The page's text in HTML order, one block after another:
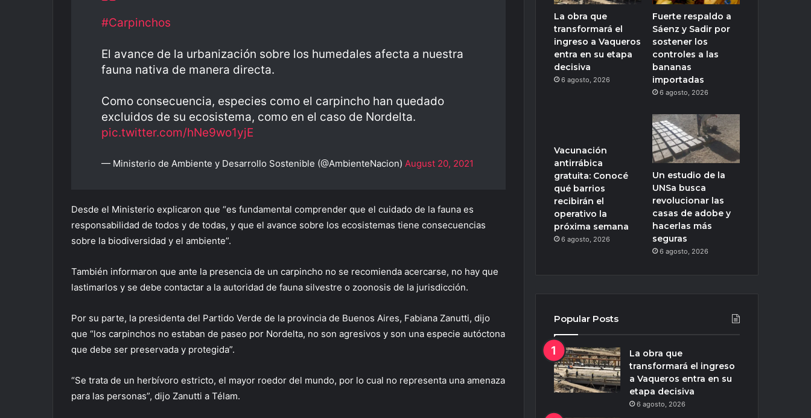
#Carpinchos
El avance de la urbanización sobre los humedales afecta a nuestra
fauna nativa de manera directa.
Como consecuencia, especies como el carpincho han quedado
excluidos de su ecosistema, como en el caso de Nordelta.
pic.twitter.com/hNe9wo1yjE
— Ministerio de Ambiente y Desarrollo Sostenible (@AmbienteNacion) August 20, 2021
Desde el Ministerio explicaron que “es fundamental comprender que el cuidado de la fauna es
responsabilidad de todos y de todas, y que el avance sobre los ecosistemas tiene consecuencias
sobre la biodiversidad y el ambiente”.
También informaron que ante la presencia de un carpincho no se recomienda acercarse, no hay que
lastimarlos y se debe contactar a la autoridad de fauna silvestre o zoonosis de la jurisdicción.
Por su parte, la presidenta del Partido Verde de la provincia de Buenos Aires, Fabiana Zanutti, dijo
que “los carpinchos no estaban de paseo por Nordelta, no son agresivos y son una especie autóctona
que debe ser preservada y protegida”.
“Se trata de un herbívoro estricto, el mayor roedor del mundo, por lo cual no representa una amenaza
para las personas”, dijo Zanutti a Télam.
La obra que
transformará el
ingreso a Vaqueros
entra en su etapa
decisiva
6 agosto, 2026
Fuerte respaldo a
Sáenz y Sadir por
sostener los
controles a las
bananas
importadas
6 agosto, 2026
Vacunación
antirrábica
gratuita: Conocé
qué barrios
recibirán el
operativo la
próxima semana
6 agosto, 2026
Un estudio de la
UNSa busca
revolucionar las
casas de adobe y
hacerlas más
seguras
6 agosto, 2026
Popular Posts
La obra que
transformará el ingreso
a Vaqueros entra en su
etapa decisiva
6 agosto, 2026